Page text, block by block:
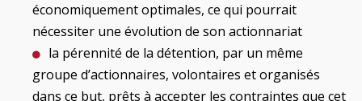
économiquement optimales, ce qui pourrait
nécessiter une évolution de son actionnariat
la pérennité de la détention, par un même
groupe d’actionnaires, volontaires et organisés
dans ce but, prêts à accepter les contraintes que cet